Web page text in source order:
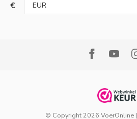
€
© Copyright 2026 VoerOnline|